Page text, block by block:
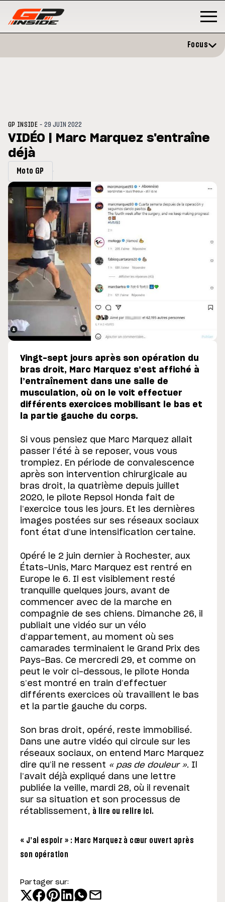
du GP de Grande-
Focus
GP INSIDE -29 JUIN 2022
VIDÉO | Marc Marquez s'entraîne
déjà
Moto GP
Vingt-sept jours après son opération du
bras droit, Marc Marquez s’est affiché à
l’entraînement dans une salle de
musculation, où on le voit effectuer
différents exercices mobilisant le bas et
la partie gauche du corps.
Si vous pensiez que Marc Marquez allait
passer l’été à se reposer, vous vous
trompiez. En période de convalescence
après son intervention chirurgicale au
bras droit, la quatrième depuis juillet
2020, le pilote Repsol Honda fait de
l’exercice tous les jours. Et les dernières
images postées sur ses réseaux sociaux
font état d’une intensification certaine.
Opéré le 2 juin dernier à Rochester, aux
États-Unis, Marc Marquez est rentré en
Europe le 6. Il est visiblement resté
tranquille quelques jours, avant de
commencer avec de la marche en
compagnie de ses chiens. Dimanche 26, il
publiait une vidéo sur un vélo
d’appartement, au moment où ses
camarades terminaient le Grand Prix des
Pays-Bas. Ce mercredi 29, et comme on
peut le voir ci-dessous, le pilote Honda
s’est montré en train d’effectuer
différents exercices où travaillent le bas
et la partie gauche du corps.
Son bras droit, opéré, reste immobilisé.
Dans une autre vidéo qui circule sur les
réseaux sociaux, on entend Marc Marquez
dire qu’il ne ressent « pas de douleur ». Il
l’avait déjà expliqué dans une lettre
publiée la veille, mardi 28, où il revenait
sur sa situation et son processus de
rétablissement, à lire ou relire ici.
« J’ai espoir » : Marc Marquez à cœur ouvert après
son opération
Partager sur: